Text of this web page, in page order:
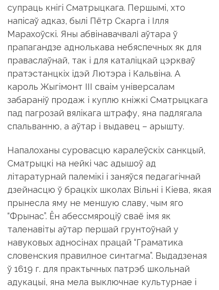
супраць кнiгi Сматрыцкага. Першымi, хто
напiсаў адказ, былi Пётр Скарга i Iлля
Марахоўскi. Яны абвiнавачвалі аўтара ў
прапагандзе аднолькава небяспечных як для
праваслаўнай, так i для ка­талiцкай цэркваў
пратэстанцкiх iдэй Лютэра i Кальвiна. А
кароль Жыгiмонт III сваiм унiверсалам
забаранiў продаж i куплю кнiжкi Сматрыцкага
пад пагрозай вялiкага штрафу, яна падлягала
спальванню, а аўтар i выдавец – арышту.
Напалоханы суровасцю каралеўскiх санкцый,
Сматрыцкi на ней­кi час адышоў ад
лiтаратурнай палемiкi i заняўся педагагiчнай
дзейнасцю ў брацкiх школах Вiльнi i Кiева, якая
прынесла яму не меншую славу, чым яго
“Фрынас”. Ён абессмяроцiў сваё iмя як
таленавiты аўтар першай грунтоўнай у
навуковых адносiнах працай “Граматика
словенския правилное синтагма”. Выдадзеная
ў 1619 г. для практычных патрэб школьнай
адукацыi, яна мела выключнае культурнае i